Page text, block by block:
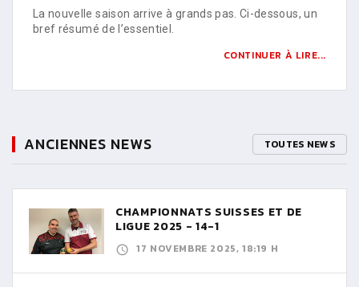
La nouvelle saison arrive à grands pas. Ci-dessous, un
bref résumé de l’essentiel.
CONTINUER À LIRE...
ANCIENNES NEWS TOUTES NEWS
CHAMPIONNATS SUISSES ET DE
LIGUE 2025 - 14-1
17 NOVEMBRE 2025, 18:19 H